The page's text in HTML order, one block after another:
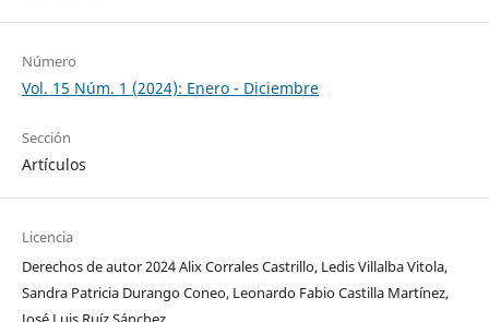
Número
Vol. 15 Núm. 1 (2024): Enero - Diciembre
Sección
Artículos
Licencia
Derechos de autor 2024 Alix Corrales Castrillo, Ledis Villalba Vitola,
Sandra Patricia Durango Coneo, Leonardo Fabio Castilla Martínez,